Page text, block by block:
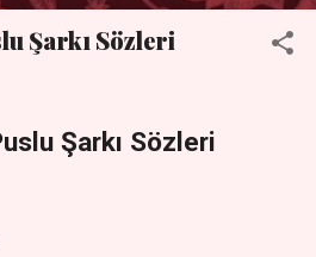
Şarkı Sözleri
Şarkı Sözleri